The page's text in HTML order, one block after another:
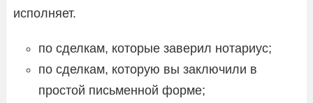
исполняет.
по сделкам, которые заверил нотариус;
по сделкам, которую вы заключили в
простой письменной форме;